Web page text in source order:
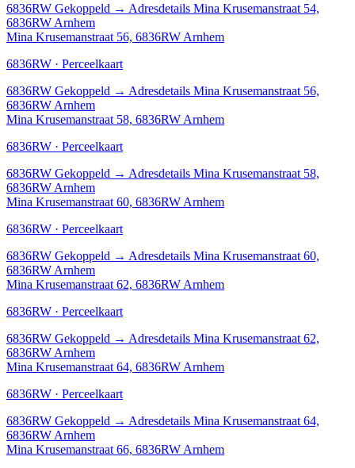
6836RW Gekoppeld → Adresdetails Mina Krusemanstraat 54,
6836RW Arnhem
Mina Krusemanstraat 56, 6836RW Arnhem
6836RW · Perceelkaart
6836RW Gekoppeld → Adresdetails Mina Krusemanstraat 56,
6836RW Arnhem
Mina Krusemanstraat 58, 6836RW Arnhem
6836RW · Perceelkaart
6836RW Gekoppeld → Adresdetails Mina Krusemanstraat 58,
6836RW Arnhem
Mina Krusemanstraat 60, 6836RW Arnhem
6836RW · Perceelkaart
6836RW Gekoppeld → Adresdetails Mina Krusemanstraat 60,
6836RW Arnhem
Mina Krusemanstraat 62, 6836RW Arnhem
6836RW · Perceelkaart
6836RW Gekoppeld → Adresdetails Mina Krusemanstraat 62,
6836RW Arnhem
Mina Krusemanstraat 64, 6836RW Arnhem
6836RW · Perceelkaart
6836RW Gekoppeld → Adresdetails Mina Krusemanstraat 64,
6836RW Arnhem
Mina Krusemanstraat 66, 6836RW Arnhem